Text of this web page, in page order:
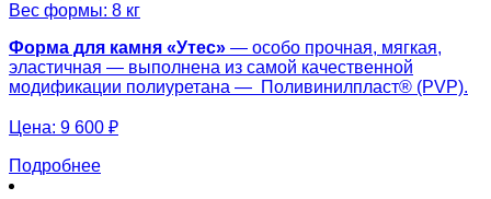
Вес формы: 8 кг
Форма для камня «Утес» — особо прочная, мягкая,
эластичная — выполнена из самой качественной
модификации полиуретана — Поливинилпласт® (PVP).
Цена: 9 600 ₽
Подробнее